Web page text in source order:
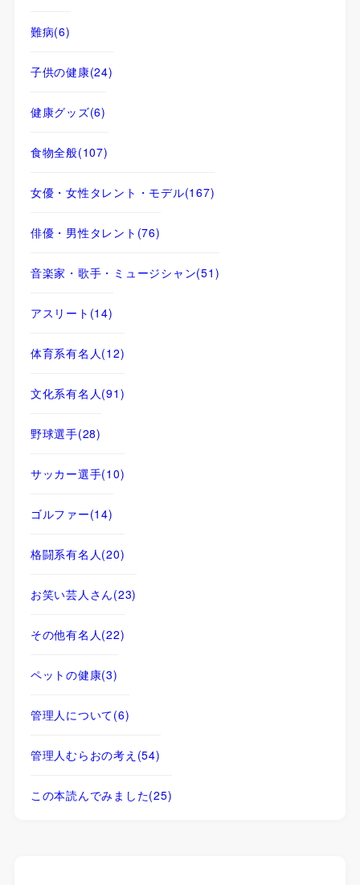
難病(6)
子供の健康(24)
健康グッズ(6)
食物全般(107)
女優・女性タレント・モデル(167)
俳優・男性タレント (76)
音楽家・歌手・ミュージシャン(51)
アスリート (14)
体育系有名人 (12)
文化系有名人 (91)
野球選手(28)
サッカー選手(10)
ゴルファー(14)
格闘系有名人 (20)
お笑い芸人さん(23)
その他有名人 (22)
ペットの健康(3)
管理人について(6)
管理人むらおの考え (54)
この本読んでみました(25)